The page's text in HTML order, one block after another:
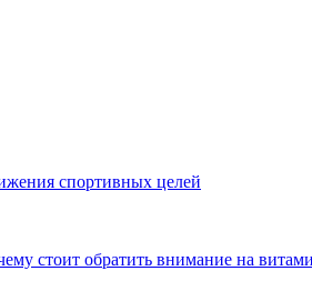
спортивных целей
стоит обратить внимание на